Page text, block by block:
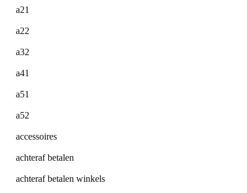
a21
a22
a32
a41
a51
a52
accessoires
achteraf betalen
achteraf betalen winkels